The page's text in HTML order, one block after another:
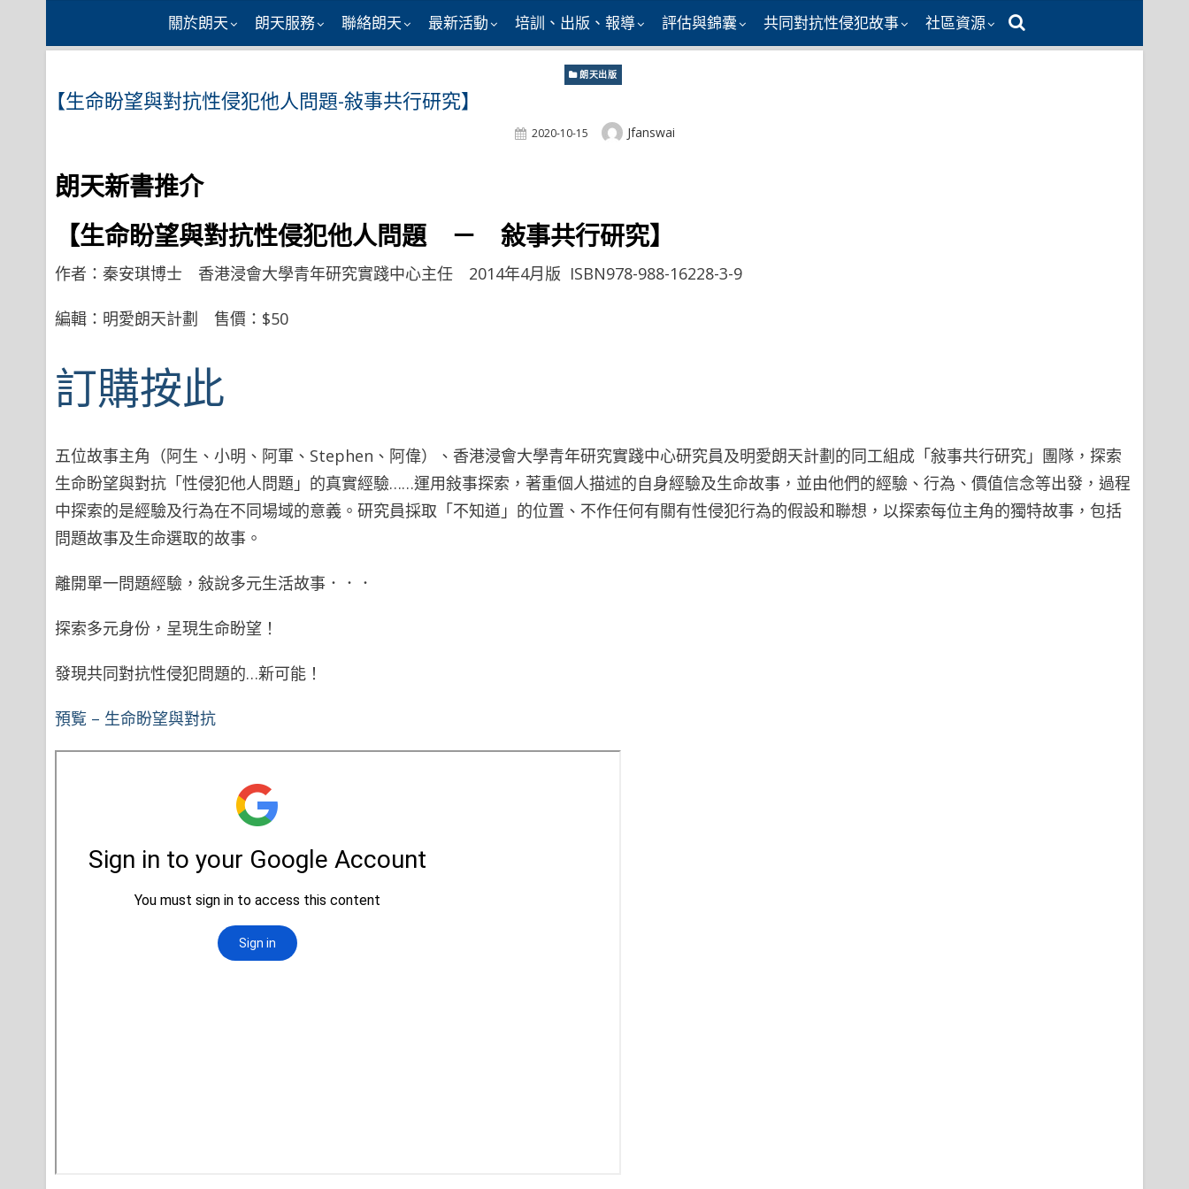
關於朗天 朗天服務 聯絡朗天 最新活動 培訓、出版、報導 評估與錦囊 共同對抗性侵犯故事 社區資源
朗天出版
【生命盼望與對抗性侵犯他人問題-敍事共行研究】
Posted
2020-10-15 Author
Jfanswai
朗天新書推介
【生命盼望與對抗性侵犯他人問題 － 敍事共行研究】
作者：秦安琪博士 香港浸會大學青年研究實踐中心主任 2014年4月版 ISBN978-988-16228-3-9
編輯：明愛朗天計劃 售價：$50
訂購按此
五位故事主角（阿生、小明、阿軍、Stephen、阿偉）、香港浸會大學青年研究實踐中心研究員及明愛朗天計劃的同工組成「敍事共行研究」團隊，探索
生命盼望與對抗「性侵犯他人問題」的真實經驗……運用敍事探索，著重個人描述的自身經驗及生命故事，並由他們的經驗、行為、價值信念等出發，過程
中探索的是經驗及行為在不同場域的意義。研究員採取「不知道」的位置、不作任何有關有性侵犯行為的假設和聯想，以探索每位主角的獨特故事，包括
問題故事及生命選取的故事。
離開單一問題經驗，敍說多元生活故事．．．
探索多元身份，呈現生命盼望！
發現共同對抗性侵犯問題的…新可能！
預覧 – 生命盼望與對抗